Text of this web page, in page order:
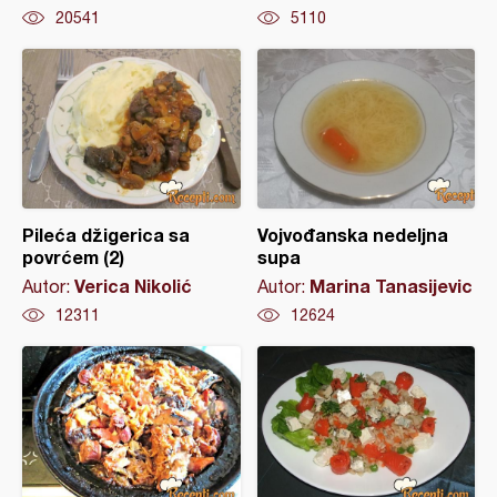
20541 5110
Pileća džigerica sa
povrćem (2)
Autor: Verica Nikolić
12311
Vojvođanska nedeljna
supa
Autor: Marina Tanasijevic
12624